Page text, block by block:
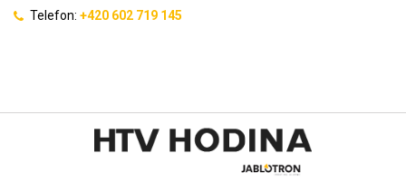
Telefon: +420 602 719 145